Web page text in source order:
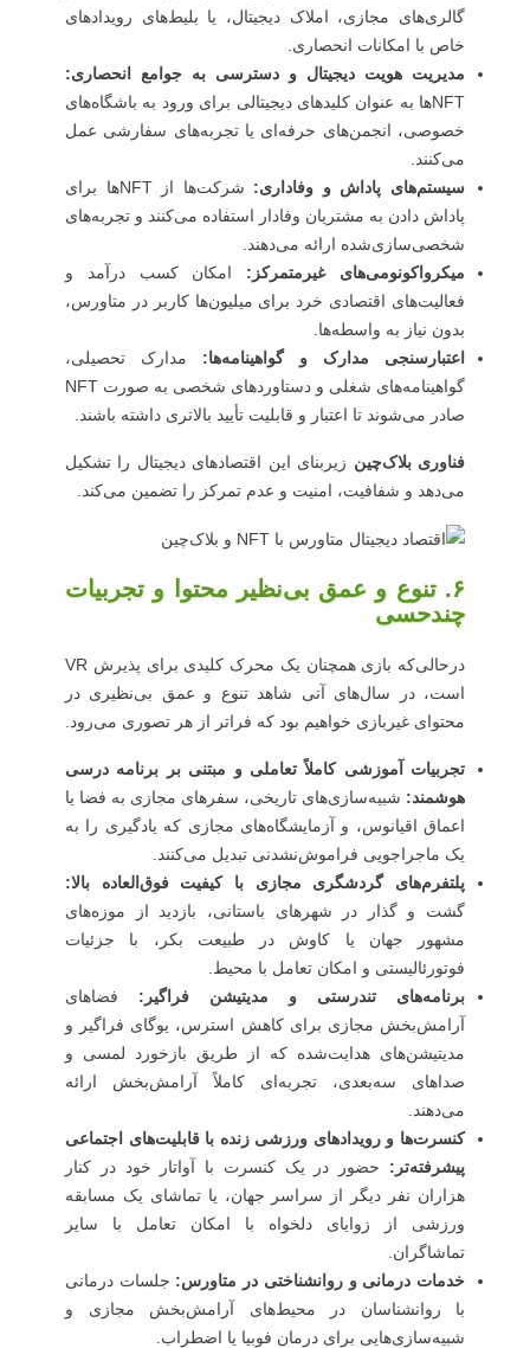
گالری‌های مجازی، املاک دیجیتال، یا بلیط‌های رویدادهای
خاص با امکانات انحصاری.
مدیریت هویت دیجیتال و دسترسی به جوامع انحصاری:
NFT‌ها به عنوان کلیدهای دیجیتالی برای ورود به باشگاه‌های
خصوصی، انجمن‌های حرفه‌ای یا تجربه‌های سفارشی عمل
می‌کنند.
سیستم‌های پاداش و وفاداری:
شرکت‌ها از NFT‌ها برای
پاداش دادن به مشتریان وفادار استفاده می‌کنند و تجربه‌های
شخصی‌سازی‌شده ارائه می‌دهند.
میکرواکونومی‌های غیرمتمرکز: امکان کسب درآمد و
فعالیت‌های اقتصادی خرد برای میلیون‌ها کاربر در متاورس،
بدون نیاز به واسطه‌ها.
اعتبارسنجی مدارک و گواهینامه‌ها: مدارک تحصیلی،
گواهینامه‌های شغلی و دستاوردهای شخصی به صورت NFT
صادر می‌شوند تا اعتبار و قابلیت تأیید بالاتری داشته باشند.
فناوری بلاک‌چین زیربنای این اقتصادهای دیجیتال را تشکیل
می‌دهد و شفافیت، امنیت و عدم تمرکز را تضمین می‌کند.
۶. تنوع و عمق بی‌نظیر محتوا و تجربیات
چندحسی
درحالی‌که بازی همچنان یک محرک کلیدی برای پذیرش VR
است، در سال‌های آتی شاهد تنوع و عمق بی‌نظیری در
محتوای غیربازی خواهیم بود که فراتر از هر تصوری می‌رود.
تجربیات آموزشی کاملاً تعاملی و مبتنی بر برنامه درسی
هوشمند: شبیه‌سازی‌های تاریخی، سفرهای مجازی به فضا یا
اعماق اقیانوس، و آزمایشگاه‌های مجازی که یادگیری را به
یک ماجراجویی فراموش‌نشدنی تبدیل می‌کنند.
پلتفرم‌های گردشگری مجازی با کیفیت فوق‌العاده بالا:
گشت و گذار در شهرهای باستانی، بازدید از موزه‌های
مشهور جهان یا کاوش در طبیعت بکر، با جزئیات
فوتورئالیستی و امکان تعامل با محیط.
برنامه‌های تندرستی و مدیتیشن فراگیر: فضاهای
آرامش‌بخش مجازی برای کاهش استرس، یوگای فراگیر و
مدیتیشن‌های هدایت‌شده که از طریق بازخورد لمسی و
صداهای سه‌بعدی، تجربه‌ای کاملاً آرامش‌بخش ارائه
می‌دهند.
کنسرت‌ها و رویدادهای ورزشی زنده با قابلیت‌های اجتماعی
پیشرفته‌تر: حضور در یک کنسرت با آواتار خود در کنار
هزاران نفر دیگر از سراسر جهان، یا تماشای یک مسابقه
ورزشی از زوایای دلخواه با امکان تعامل با سایر
تماشاگران.
خدمات درمانی و روانشناختی در متاورس: جلسات درمانی
با روانشناسان در محیط‌های آرامش‌بخش مجازی و
شبیه‌سازی‌هایی برای درمان فوبیا یا اضطراب.